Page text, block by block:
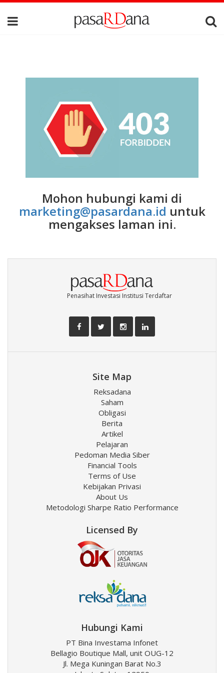
Mohon hubungi kami di
marketing@pasardana.id untuk
mengakses laman ini.
Penasihat Investasi Institusi Terdaftar
Site Map
Reksadana
Saham
Obligasi
Berita
Artikel
Pelajaran
Pedoman Media Siber
Financial Tools
Terms of Use
Kebijakan Privasi
About Us
Metodologi Sharpe Ratio Performance
Licensed By
Hubungi Kami
PT Bina Investama Infonet
Bellagio Boutique Mall, unit OUG-12
Jl. Mega Kuningan Barat No.3